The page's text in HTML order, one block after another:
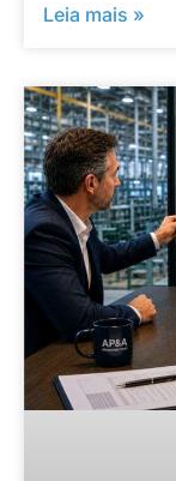
Leia mais »